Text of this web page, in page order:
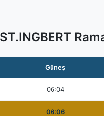
ST.INGBERT
Güneş
06:04
06:06